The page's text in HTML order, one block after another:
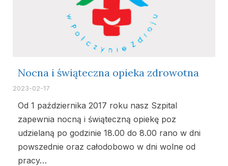
Nocna i świąteczna opieka zdrowotna
2023-02-17
Od 1 października 2017 roku nasz Szpital
zapewnia nocną i świąteczną opiekę poz
udzielaną po godzinie 18.00 do 8.00 rano w dni
powszednie oraz całodobowo w dni wolne od
pracy…